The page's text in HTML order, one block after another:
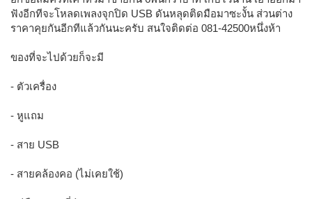
ฟังอีกทีจะโหลดเพลงจุกปิด USB ดันหลุดติดมือมาซะงั้น ส่วนต่าง
ราคาคุยกันอีกทีแล้วกันนะครับ สนใจติดต่อ 081-42500หนึ่งห้า
ของที่จะไปด้วยก็จะมี
- ตัวเครื่อง
- หูแถม
- สาย USB
- สายคล้องคอ (ไม่เคยใช้)